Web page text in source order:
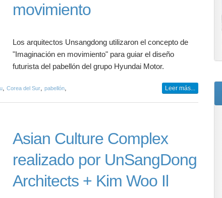
movimiento
Los arquitectos Unsangdong utilizaron el concepto de
"Imaginación en movimiento" para guiar el diseño
futurista del pabellón del grupo Hyundai Motor.
, Corea del Sur, pabellón, Leer más...
Asian Culture Complex
realizado por UnSangDong
Architects + Kim Woo Il